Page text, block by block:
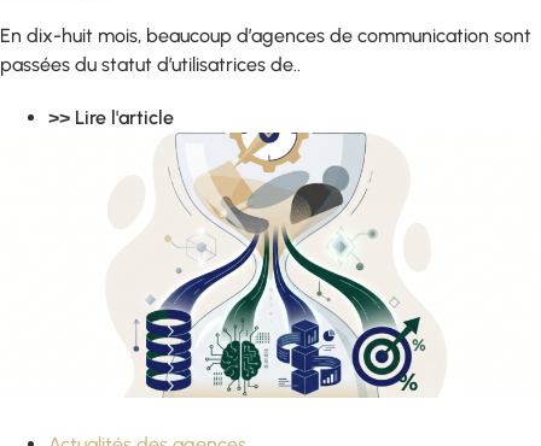
En dix-huit mois, beaucoup d’agences de communication sont
passées du statut d’utilisatrices de..
>> Lire l'article